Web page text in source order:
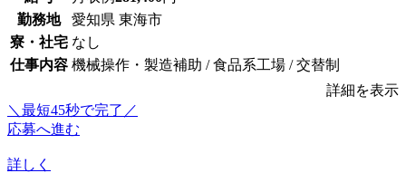
勤務地
愛知県 東海市
寮・社宅 なし
仕事内容 機械操作・製造補助 / 食品系工場 / 交替制
詳細を表示
＼最短45秒で完了／
応募へ進む
詳しく